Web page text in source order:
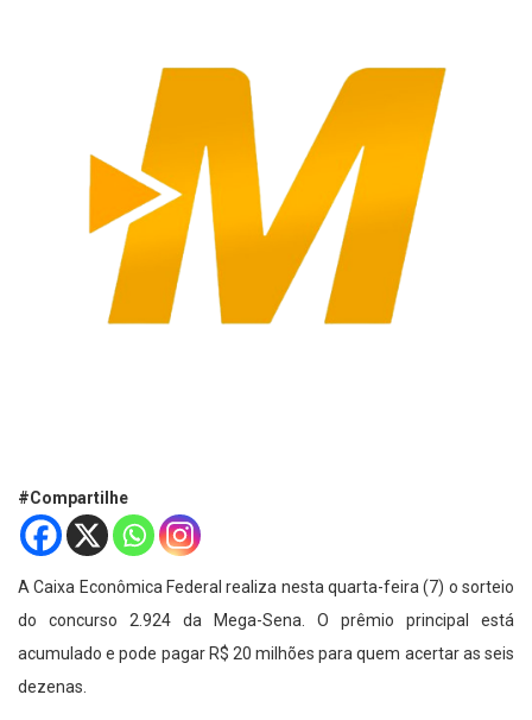
#Compartilhe
A Caixa Econômica Federal realiza nesta quarta-feira (7) o sorteio
do concurso 2.924 da Mega-Sena. O prêmio principal está
acumulado e pode pagar R$ 20 milhões para quem acertar as seis
dezenas.